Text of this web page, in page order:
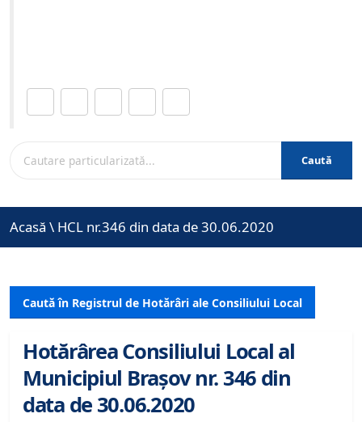
Caută
Acasă \ HCL nr.346 din data de 30.06.2020
Caută în Registrul de Hotărâri ale Consiliului Local
Hotărârea Consiliului Local al
Municipiul Brașov nr. 346 din
data de 30.06.2020